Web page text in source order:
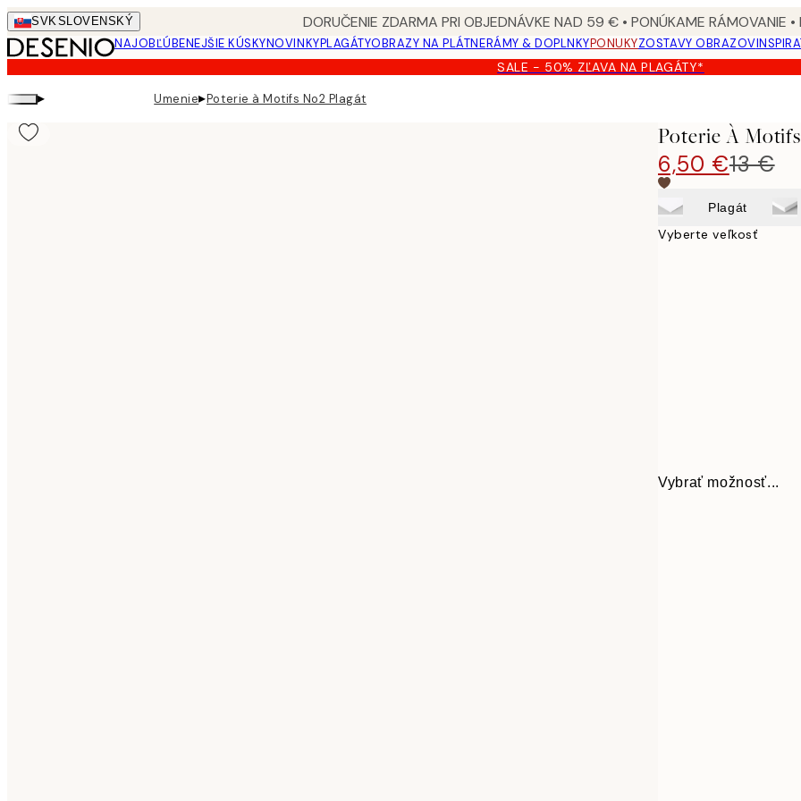
Skip
to
main
content.
SVKSLOVENSKÝ DORUČENIE ZDARMA PRI OBJEDNÁVKE NAD 59 € • PONÚKAME RÁMOVANIE
NAJOBĽÚBENEJŠIE KÚSKYNOVINKYPLAGÁTYOBRAZY NA PLÁTNERÁMY & DOPLNKYPONUKYZOSTAVY OBRAZOV
SALE - 50% ZĽAVA NA PLAGÁTY*
▸ Umenie▸Poterie à Motifs No2 Plagát
Poterie À
6,50 €13 €
Plagát
Vyberte veľkosť
Vybrať možnosť...